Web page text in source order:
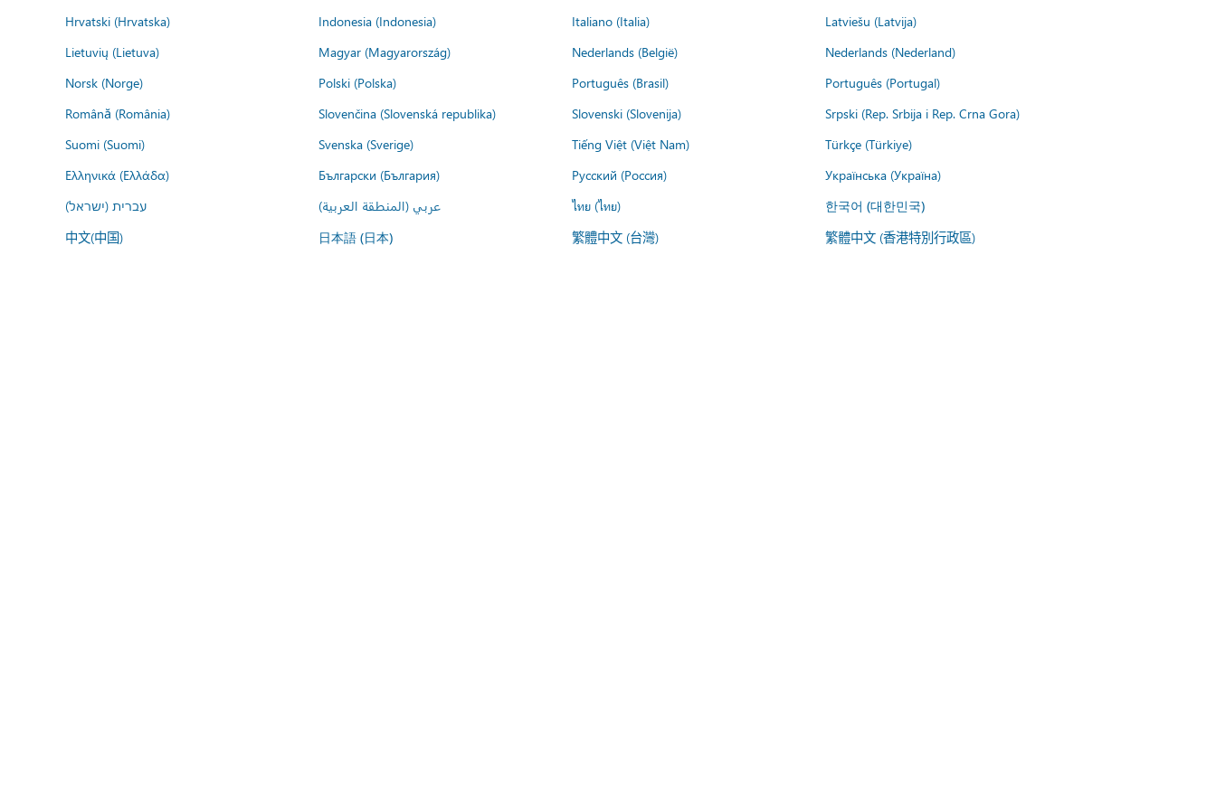
Hrvatski (Hrvatska)
Indonesia (Indonesia) Italiano (Italia)
Latviešu (Latvija)
Lietuvių (Lietuva)
Magyar (Magyarország) Nederlands (België)
Nederlands (Nederland)
Norsk (Norge)
Polski (Polska) Português (Brasil)
Português (Portugal)
Română (România)
Slovenčina (Slovenská republika) Slovenski (Slovenija)
Srpski (Rep. Srbija i Rep. Crna Gora)
Suomi (Suomi)
Svenska (Sverige) Tiếng Việt (Việt Nam)
Türkçe (Türkiye)
Ελληνικά (Ελλάδα)
Български (България) Русский (Россия)
Українська (Україна)
עברית (ישראל)
عربي (المنطقة العربية) ไทย (ไทย) 한국어 (대한민국)
中文(中国) 日本語 (日本) 繁體中文 (台灣) 繁體中文 (香港特別行政區)